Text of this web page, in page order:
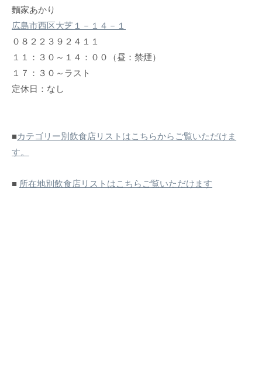
麵家あかり
広島市西区大芝１－１４－１
０８２２３９２４１１
１１：３０～１４：００（昼：禁煙）
１７：３０～ラスト
定休日：なし
■カテゴリー別飲食店リストはこちらからご覧いただけま
す。
■ 所在地別飲食店リストはこちらご覧いただけます